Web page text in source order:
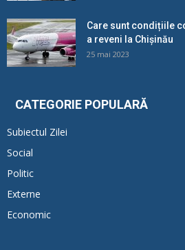
Care sunt condițiile
a reveni la Chișinău
25 mai 2023
CATEGORIE POPULARĂ
Subiectul Zilei
Social
Politic
Externe
Economic